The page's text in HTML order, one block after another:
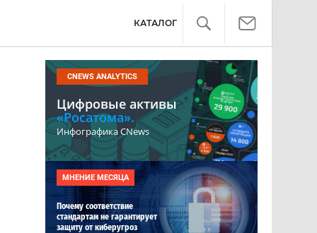
КАТАЛОГ
CNEWS ANALYTICS
Цифровые активы
«Росатома».
Инфографика CNews
МНЕНИЕ МЕСЯЦА
Почему соответствие
стандартам не гарантирует
защиту от киберугроз